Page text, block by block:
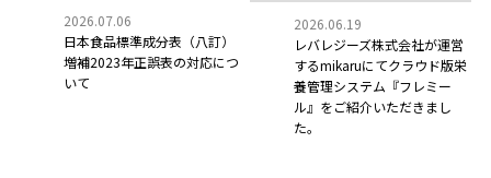
2026.07.06
日本食品標準成分表（八訂）
増補2023年正誤表の対応につ
いて
2026.06.19
レバレジーズ株式会社が運営
するmikaruにてクラウド版栄
養管理システム『フレミー
ル』をご紹介いただきまし
た。